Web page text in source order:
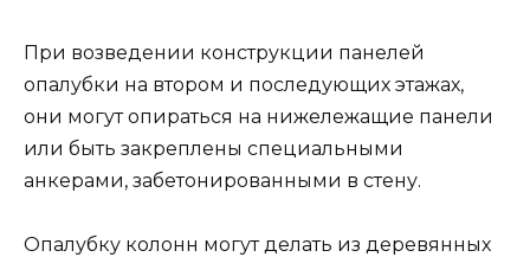
При возведении конструкции панелей
опалубки на втором и последующих этажах,
они могут опираться на нижележащие панели
или быть закреплены специальными
анкерами, забетонированными в стену.
Опалубку колонн могут делать из деревянных